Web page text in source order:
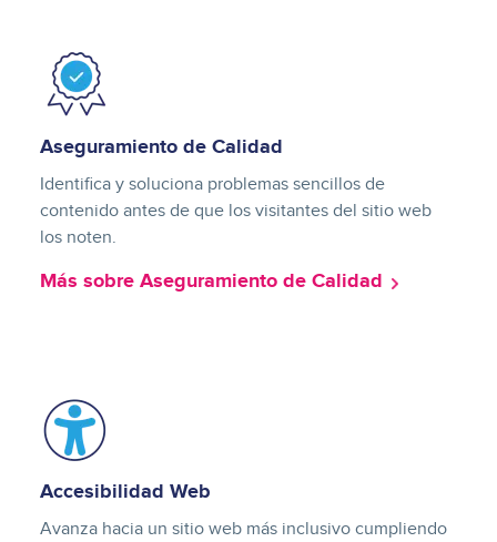
Image
Aseguramiento de Calidad
Identifica y soluciona problemas sencillos de
contenido antes de que los visitantes del sitio web
los noten.
Más sobre Aseguramiento de Calidad
Image
Accesibilidad Web
Avanza hacia un sitio web más inclusivo cumpliendo